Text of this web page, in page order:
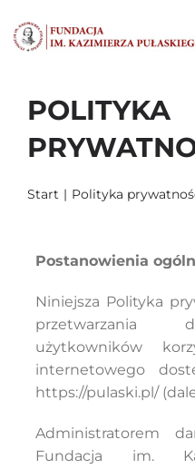
do
zawartości
POLITYKA
Start Polityka
Postanowienia
Niniejsza Polityka
przetwarzania
użytkowników
internetowego
https://pulaski.pl/
Administratorem
Fundacja im.